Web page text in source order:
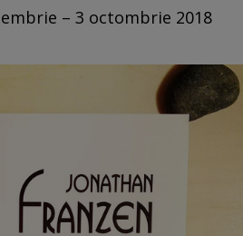
– 3 octombrie 2018